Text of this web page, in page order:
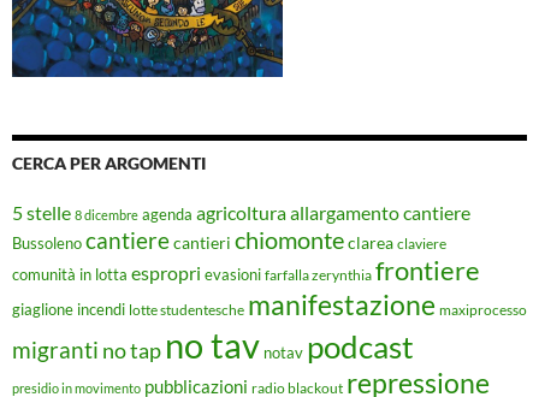
CERCA PER ARGOMENTI
5 stelle 8 dicembre agenda agricolturaallargamento cantiere
Bussolenocantierecantieri chiomonteclarea claviere
comunità in lotta espropri evasioni farfalla zerynthia frontiere
giaglione incendi lotte studentesche manifestazione maxiprocesso
migranti no tap no tav notav podcast
presidio in movimento pubblicazioni radio blackout repressione